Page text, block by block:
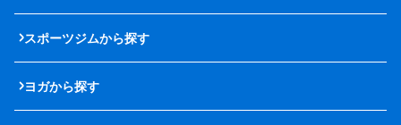
スポーツジムから探す
ヨガから探す